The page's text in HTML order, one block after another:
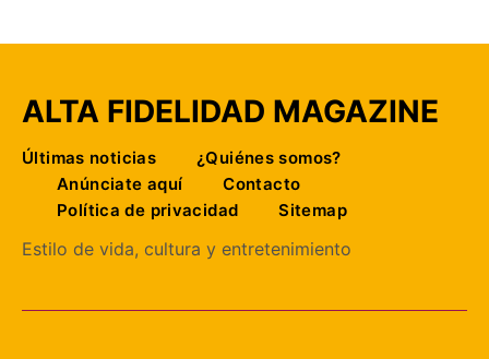
ALTA FIDELIDAD MAGAZINE
Últimas noticias
¿Quiénes somos?
Anúnciate aquí
Contacto
Política de privacidad
Sitemap
Estilo de vida, cultura y entretenimiento